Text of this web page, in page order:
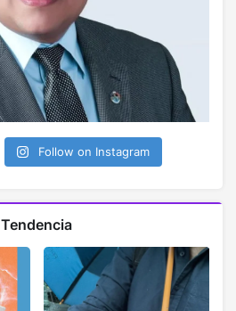
Follow on Instagram
Tendencia